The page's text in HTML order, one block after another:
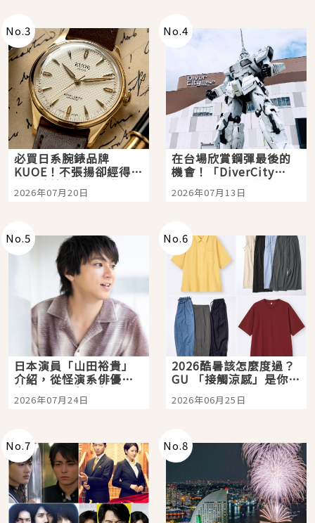
No.3
必買日系腕錶品牌
KUOE！不張揚卻經得起
時間洗鍊的經典之作五
選
2026年07月20日
No.4
在台場欣賞鋼彈最後的
機會！「DiverCity
Tokyo Plaza」搭船、
購物、美食及夜景，一
2026年07月13日
No.5
日本演員「山田裕貴」
介紹，從怪演系俳優走
向國民級日劇主角
2026年07月24日
No.6
2026酷暑該怎麼度過？
GU 「接觸涼感」是你的
夏日救星
2026年06月25日
No.7 No.8